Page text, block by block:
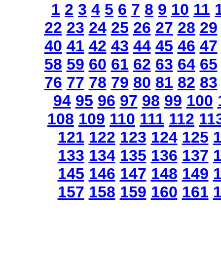
1 2 3 4 5 6 7 8 9 10 11
22 23 24 25 26 27 28 29
40 41 42 43 44 45 46 47
58 59 60 61 62 63 64 65
76 77 78 79 80 81 82 83
94 95 96 97 98 99 100
108 109 110 111 112
121 122 123 124 125
133 134 135 136 137
145 146 147 148 149
157 158 159 160 161